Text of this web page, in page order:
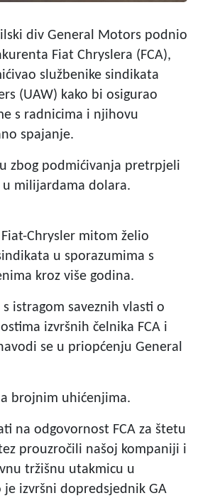
div General Motors podnio
Fiat Chryslera (FCA),
službenike sindikata
(UAW) kako bi osigurao
s radnicima i njihovu
spajanje.
zbog podmićivanja pretrpjeli
milijardama dolara.
Chrysler mitom želio
u sporazumima s
kroz više godina.
istragom saveznih vlasti o
izvršnih čelnika FCA i
se u priopćenju General
brojnim uhićenjima.
na odgovornost FCA za štetu
prouzročili našoj kompaniji i
tržišnu utakmicu u
je izvršni dopredsjednik GA